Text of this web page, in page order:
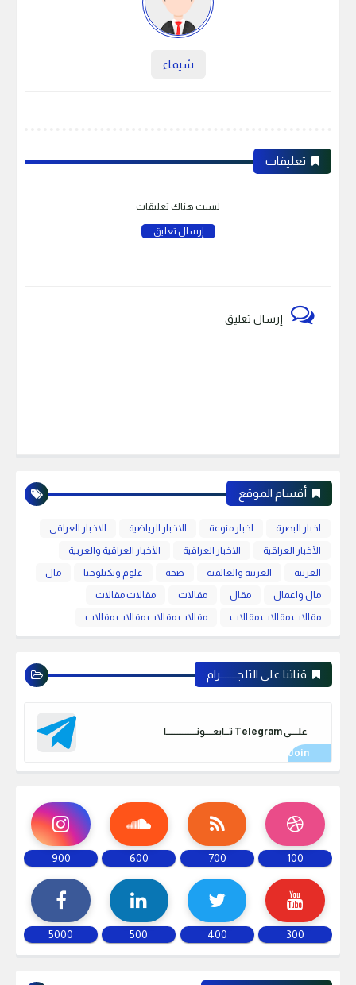
شيماء
تعليقات
ليست هناك تعليقات
إرسال تعليق
إرسال تعليق
أقسام الموقع
اخبار البصرة اخبار منوعة الاخبار الرياضية
الاخبار العراقي
الأخبار العراقية
الاخبار العراقية
الأخبار العراقية والعربية
العربية
العربية والعالمية صحة علوم وتكنلوجيا
مال
مال واعمال
مقال مقالات
مقالات مقالات
مقالات مقالات مقالات
مقالات مقالات مقالات مقالات
قناتنا على التلجـــــــرام
علـــــى Telegram تـــابعـــــونـــــــــــــــــــا
100
700
600
900
300
400
500
5000